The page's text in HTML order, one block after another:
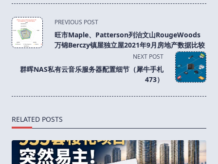
<span
class="nav-
subtitle
reader-
PREVIOUS POST
旺市Maple、Patterson列治文山RougeWoods
万锦Berczy镇屋独立屋2021年9月房地产数据比较
NEXT POST
群晖NAS私有云音乐服务器配置细节（犀牛手札
473）
RELATED POSTS